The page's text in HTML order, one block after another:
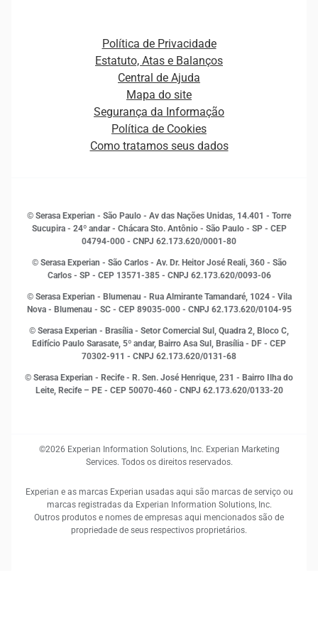
Plataformas e Motores de decisão
Curso Gratuito de Saúde Financeira
Empreendedorismo
Estudos e Pesquisas
Inovação e Tecnologia
Leis e impostos
Marketing
Open Finance
Proteção de Dados
Sustentabilidade Corporativa
Distribuidores e representantes
Estrutura Organizacional
Sala de Imprensa
Política de Privacidade
Estatuto, Atas e Balanços
Central de Ajuda
Mapa do site
Segurança da Informação
Política de Cookies
Como tratamos seus dados
© Serasa Experian - São Paulo - Av das Nações Unidas, 14.401 - Torre
Sucupira - 24º andar - Chácara Sto. Antônio - São Paulo - SP - CEP
04794-000 - CNPJ 62.173.620/0001-80
© Serasa Experian - São Carlos - Av. Dr. Heitor José Reali, 360 - São
Carlos - SP - CEP 13571-385 - CNPJ 62.173.620/0093-06
© Serasa Experian - Blumenau - Rua Almirante Tamandaré, 1024 - Vila
Nova - Blumenau - SC - CEP 89035-000 - CNPJ 62.173.620/0104-95
© Serasa Experian - Brasília - Setor Comercial Sul, Quadra 2, Bloco C,
Edifício Paulo Sarasate, 5º andar, Bairro Asa Sul, Brasília - DF - CEP
70302-911 - CNPJ 62.173.620/0131-68
© Serasa Experian - Recife - R. Sen. José Henrique, 231 - Bairro Ilha do
Leite, Recife – PE - CEP 50070-460 - CNPJ 62.173.620/0133-20
©2026 Experian Information Solutions, Inc. Experian Marketing
Services. Todos os direitos reservados.
Experian e as marcas Experian usadas aqui são marcas de serviço ou
marcas registradas da Experian Information Solutions, Inc.
Outros produtos e nomes de empresas aqui mencionados são de
propriedade de seus respectivos proprietários.